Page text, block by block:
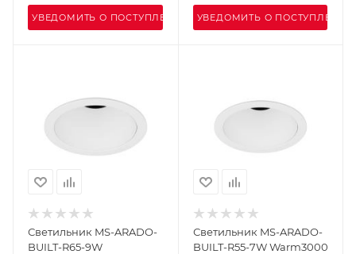
УВЕДОМИТЬ О ПОСТУПЛЕНИИ УВЕДОМИТЬ О ПОСТУПЛЕНИИ
Светильник MS-ARADO-
BUILT-R65-9W
Светильник MS-ARADO-
BUILT-R55-7W Warm3000